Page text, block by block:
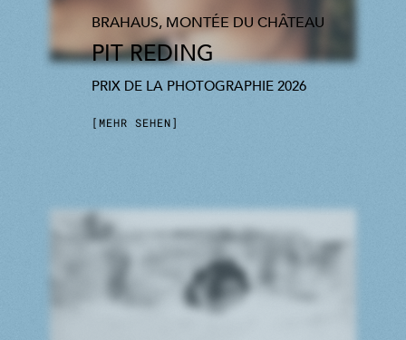
BRAHAUS, MONTÉE DU CHÂTEAU
PIT REDING
PRIX DE LA PHOTOGRAPHIE 2026
MEHR SEHEN